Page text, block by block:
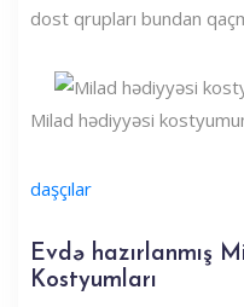
dost qrupları bundan
Milad hədiyyəsi
daşçılar
Evdə hazırlanmış
Kostyumları